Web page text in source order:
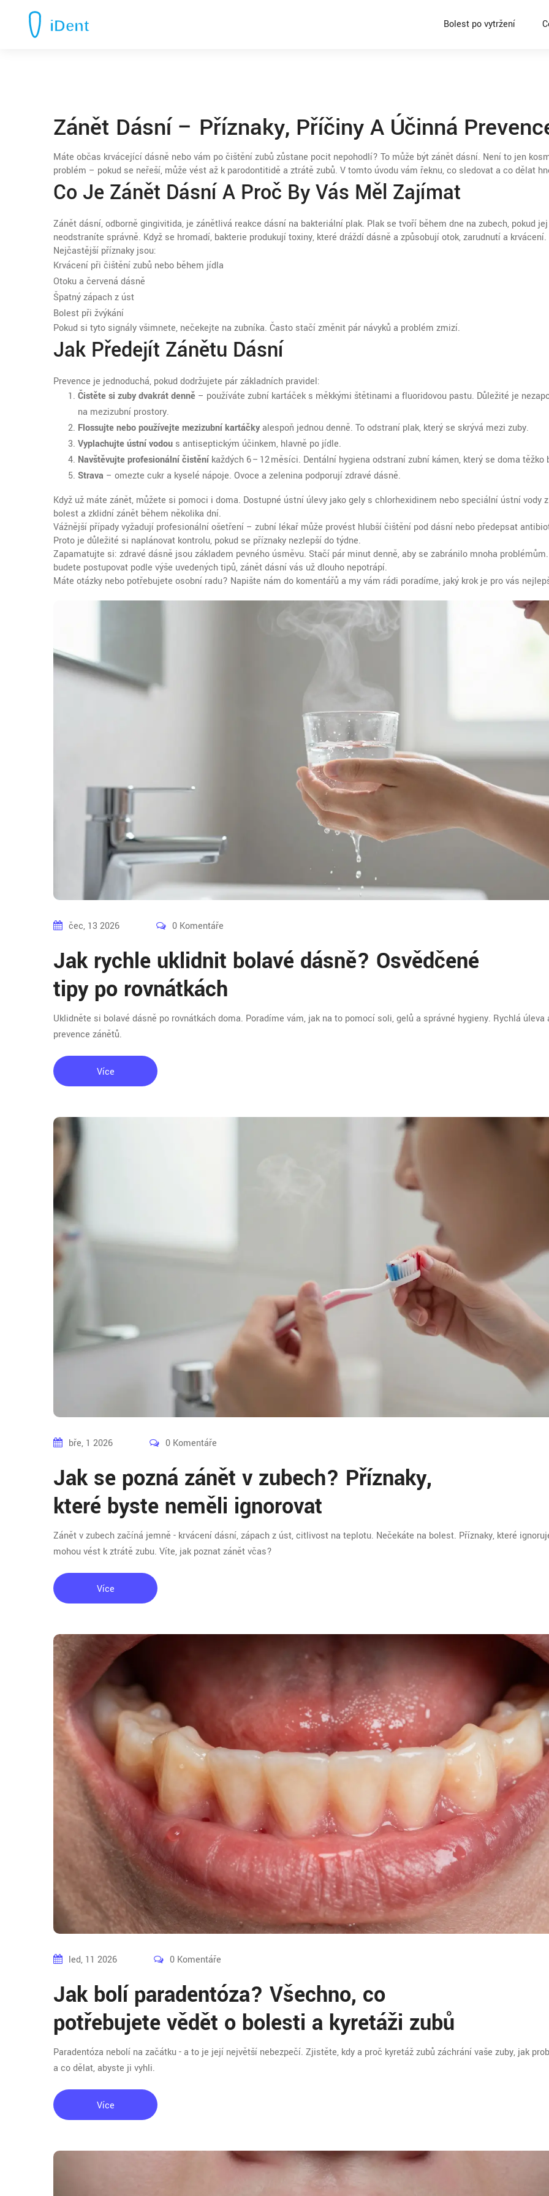
Bolest po vytržení
Zánět Dásní – Příznaky, Příčiny A Účinná
Máte občas krvácející dásně nebo vám po čištění zubů zůstane pocit nepohodlí? To může být zánět dásní. Není to jen
problém – pokud se neřeší, může vést až k parodontitidě a ztrátě zubů. V tomto úvodu vám řeknu, co sledovat a co dělat
Co Je Zánět Dásní A Proč By Vás Měl Zajímat
Zánět dásní, odborně gingivitida, je zánětlivá reakce dásní na bakteriální plak. Plak se tvoří během dne na zubech, pokud jej
neodstraníte správně. Když se hromadí, bakterie produkují toxiny, které dráždí dásně a způsobují otok, zarudnutí a krvácení.
Nejčastější příznaky jsou:
Krvácení při čištění zubů nebo během jídla
Otoku a červená dásně
Špatný zápach z úst
Bolest při žvýkání
Pokud si tyto signály všimnete, nečekejte na zubníka. Často stačí změnit pár návyků a problém zmizí.
Jak Předejít Zánětu Dásní
Prevence je jednoduchá, pokud dodržujete pár základních pravidel:
Čistěte si zuby dvakrát denně – používáte zubní kartáček s měkkými štětinami a fluoridovou pastu. Důležité je
na mezizubní prostory.
Flossujte nebo používejte mezizubní kartáčkyalespoň jednou denně. To odstraní plak, který se skrývá mezi zuby.
Vyplachujte ústní vodou s antiseptickým účinkem, hlavně po jídle.
Navštěvujte profesionální čistění každých 6 – 12 měsíci. Dentální hygiena odstraní zubní kámen, který se doma těžko
Strava – omezte cukr a kyselé nápoje. Ovoce a zelenina podporují zdravé dásně.
Když už máte zánět, můžete si pomoci i doma. Dostupné ústní úlevy jako gely s chlorhexidinem nebo speciální ústní vody
bolest a zklidní zánět během několika dní.
Vážnější případy vyžadují profesionální ošetření – zubní lékař může provést hlubší čištění pod dásní nebo předepsat
Proto je důležité si naplánovat kontrolu, pokud se příznaky nezlepší do týdne.
Zapamatujte si: zdravé dásně jsou základem pevného úsměvu. Stačí pár minut denně, aby se zabránilo mnoha
budete postupovat podle výše uvedených tipů, zánět dásní vás už dlouho nepotrápí.
Máte otázky nebo potřebujete osobní radu? Napište nám do komentářů a my vám rádi poradíme, jaký krok je pro vás
čec, 13 2026 0 Komentáře
Jak rychle uklidnit bolavé dásně? Osvědčené
tipy po rovnátkách
Uklidněte si bolavé dásně po rovnátkách doma. Poradíme vám, jak na to pomocí soli, gelů a správné hygieny. Rychlá úleva
prevence zánětů.
Více
bře, 1 2026 0 Komentáře
Jak se pozná zánět v zubech? Příznaky,
které byste neměli ignorovat
Zánět v zubech začíná jemně - krvácení dásní, zápach z úst, citlivost na teplotu. Nečekáte na bolest. Příznaky, které
mohou vést k ztrátě zubu. Víte, jak poznat zánět včas?
Více
led, 11 2026 0 Komentáře
Jak bolí paradentóza? Všechno, co
potřebujete vědět o bolesti a kyretáži zubů
Paradentóza nebolí na začátku - a to je její největší nebezpečí. Zjistěte, kdy a proč kyretáž zubů záchrání vaše zuby, jak
a co dělat, abyste ji vyhli.
Více